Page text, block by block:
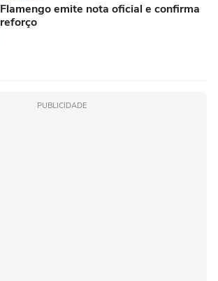
Flamengo emite nota oficial e confirma
reforço
PUBLICIDADE